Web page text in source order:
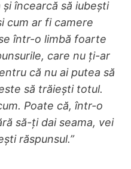
încearcă să iubești
cum ar fi camere
într-o limbă foarte
care nu ți-ar
că nu ai putea să
să trăiești totul.
Poate că, într-o
să-ți dai seama, vei
răspunsul.”